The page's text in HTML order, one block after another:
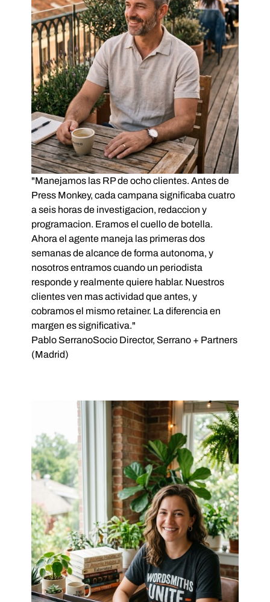
"Manejamos las RP de ocho clientes. Antes de
Press Monkey, cada campana significaba cuatro
a seis horas de investigacion, redaccion y
programacion. Eramos el cuello de botella.
Ahora el agente maneja las primeras dos
semanas de alcance de forma autonoma, y
nosotros entramos cuando un periodista
responde y realmente quiere hablar. Nuestros
clientes ven mas actividad que antes, y
cobramos el mismo retainer. La diferencia en
margen es significativa."
Pablo SerranoSocio Director, Serrano + Partners
(Madrid)